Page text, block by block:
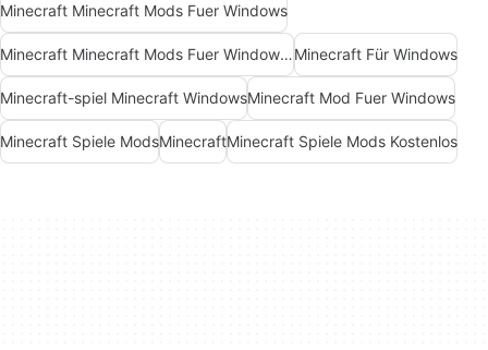
Minecraft Minecraft Mods Fuer Windows
Minecraft Minecraft Mods Fuer Windows KostenlosMinecraft Für Windows
Minecraft-spiel Minecraft WindowsMinecraft Mod Fuer Windows
Minecraft Spiele ModsMinecraftMinecraft Spiele Mods Kostenlos